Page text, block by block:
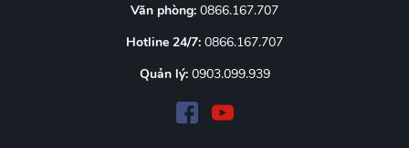
Văn phòng: 0866.167.707
Hotline 24/7: 0866.167.707
Quản lý:0903.099.939